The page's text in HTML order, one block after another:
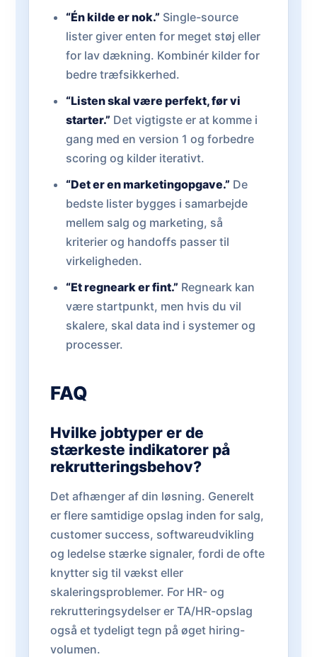
“Én kilde er nok.” Single-source
lister giver enten for meget støj eller
for lav dækning. Kombinér kilder for
bedre træfsikkerhed.
“Listen skal være perfekt, før vi
starter.” Det vigtigste er at komme i
gang med en version 1 og forbedre
scoring og kilder iterativt.
“Det er en marketingopgave.” De
bedste lister bygges i samarbejde
mellem salg og marketing, så
kriterier og handoffs passer til
virkeligheden.
“Et regneark er fint.” Regneark kan
være startpunkt, men hvis du vil
skalere, skal data ind i systemer og
processer.
FAQ
Hvilke jobtyper er de
stærkeste indikatorer på
rekrutteringsbehov?
Det afhænger af din løsning. Generelt
er flere samtidige opslag inden for salg,
customer success, softwareudvikling
og ledelse stærke signaler, fordi de ofte
knytter sig til vækst eller
skaleringsproblemer. For HR- og
rekrutteringsydelser er TA/HR-opslag
også et tydeligt tegn på øget hiring-
volumen.